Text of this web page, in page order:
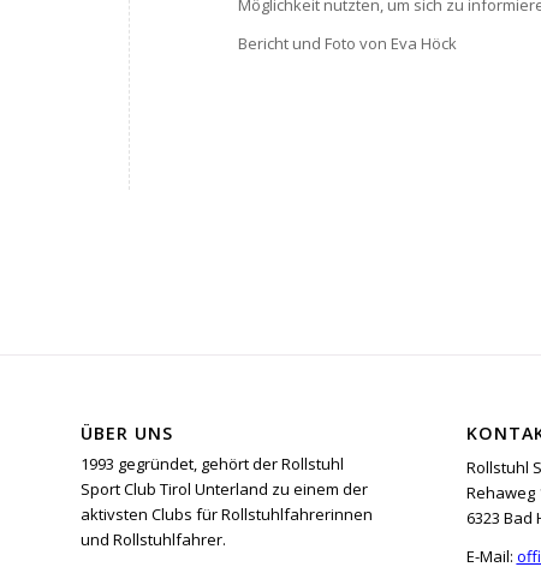
Möglichkeit nutzten, um sich zu
Bericht und Foto von Eva Höck
ÜBER UNS
1993 gegründet, gehört der Rollstuhl
Sport Club Tirol Unterland zu einem der
aktivsten Clubs für Rollstuhlfahrerinnen
und Rollstuhlfahrer.
Rollstuhl
Rehaweg
6323 Bad
E-Mail: